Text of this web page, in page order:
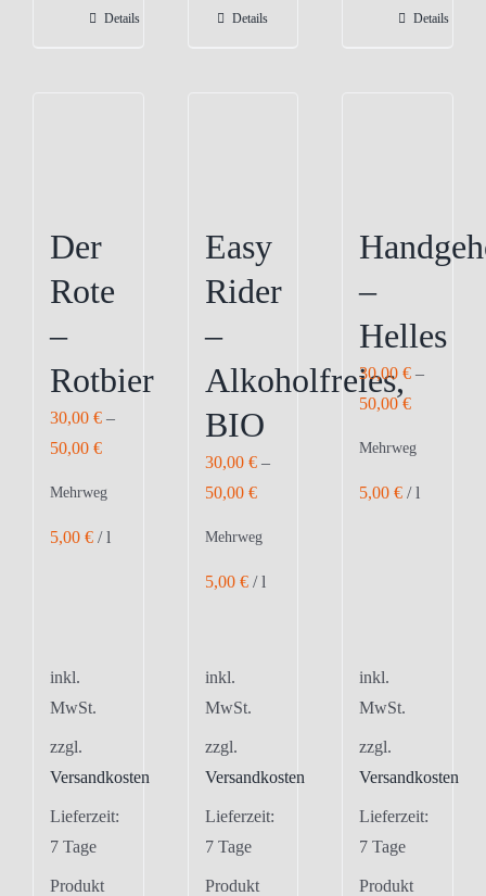
Varianten
gewählt
werden
Details Details Details
Der
Rote
–
Rotbier
30,00 € –
50,00 €
Mehrweg
5,00 € /l
inkl.
MwSt.
zzgl.
Versandkosten
Lieferzeit:
7 Tage
Produkt
Easy
Rider
–
Alkoholfreies,
BIO
30,00 €–
50,00 €
Mehrweg
5,00 €/l
inkl.
MwSt.
zzgl.
Versandkosten
Lieferzeit:
7 Tage
Produkt
–
Helles
30,00€ –
50,00€
Mehrweg
5,00€ /l
inkl.
MwSt.
zzgl.
Versandkosten
Lieferzeit:
7 Tage
Produkt